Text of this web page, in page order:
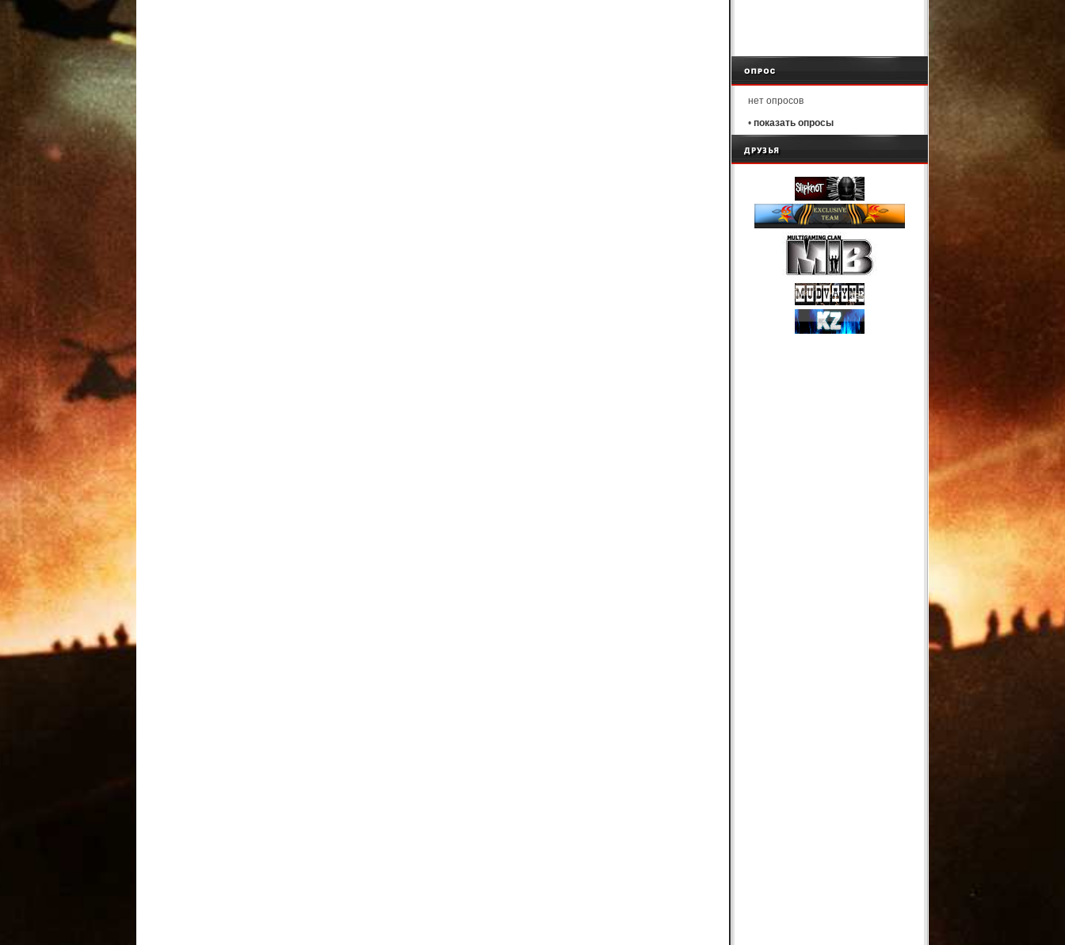
нет опросов
• показать опросы